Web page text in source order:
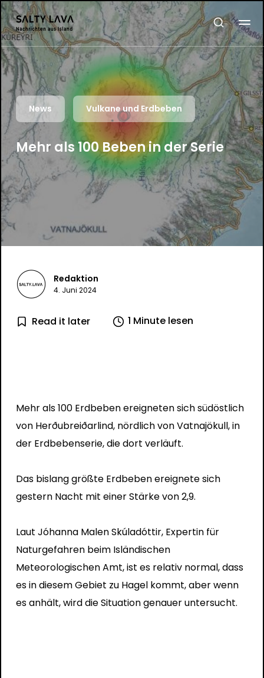
News Vulkane und Erdbeben
Mehr als 100 Beben in der Serie
Redaktion
4. Juni 2024
Read it later 1 Minute lesen
Mehr als 100 Erdbeben ereigneten sich südöstlich
von Herðubreiðarlind, nördlich von Vatnajökull, in
der Erdbebenserie, die dort verläuft.
Das bislang größte Erdbeben ereignete sich
gestern Nacht mit einer Stärke von 2,9.
Laut Jóhanna Malen Skúladóttir, Expertin für
Naturgefahren beim Isländischen
Meteorologischen Amt, ist es relativ normal, dass
es in diesem Gebiet zu Hagel kommt, aber wenn
es anhält, wird die Situation genauer untersucht.